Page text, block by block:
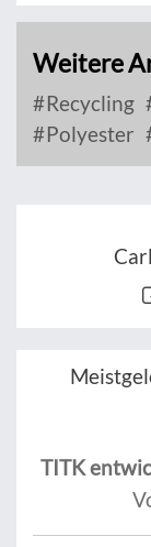
Weitere
Recycling
Polyester
TITK